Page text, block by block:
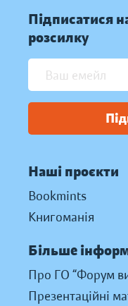
Підписатися
розсилку
Наші проєкти
Bookmints
Книгоманія
Більше
Про ГО “Форум
Презентаційні